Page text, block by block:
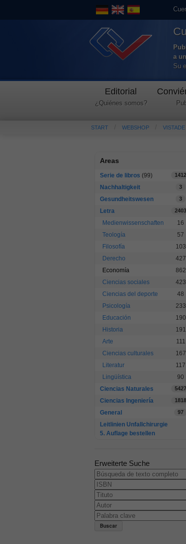
a
Su
Editorial
¿Quiénes somos?
START WEBSHOP
Areas
Serie de libros (99) 1412
Nachhaltigkeit 3
Gesundheitswesen 3
Letra 2403
Medienwissenschaften
16
Teología
57
Filosofía
103
Derecho
427
Economía
862
Ciencias sociales
423
Ciencias del deporte
48
Psicología
233
Educación
190
Historia
191
Arte
111
Ciencias culturales
167
Literatur
117
Lingüística
90
Ciencias Naturales
5427
Ciencias Ingeniería 1818
General 97
Leitlinien Unfallchirurgie
5. Auflage bestellen
Erweiterte Suche